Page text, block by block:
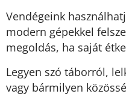
Vendégeink
modern gépekkel
megoldás, ha saját
Legyen szó táborról,
vagy bármilyen